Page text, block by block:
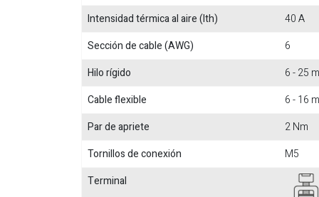
Intensidad térmica al aire (Ith)
40 A
Sección de cable (AWG)
6
Hilo rígido
6 - 25
Cable flexible
6 - 16
Par de apriete
2 Nm
Tornillos de conexión
M5
Terminal